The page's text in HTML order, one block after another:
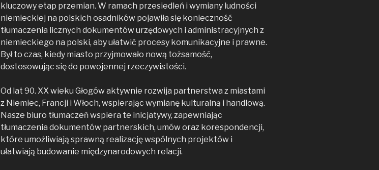
kluczowy etap przemian. W ramach przesiedleń i wymiany ludności
niemieckiej na polskich osadników pojawiła się konieczność
tłumaczenia licznych dokumentów urzędowych i administracyjnych z
niemieckiego na polski, aby ułatwić procesy komunikacyjne i prawne.
Był to czas, kiedy miasto przyjmowało nową tożsamość,
dostosowując się do powojennej rzeczywistości.
Od lat 90. XX wieku Głogów aktywnie rozwija partnerstwa z miastami
z Niemiec, Francji i Włoch, wspierając wymianę kulturalną i handlową.
Nasze biuro tłumaczeń wspiera te inicjatywy, zapewniając
tłumaczenia dokumentów partnerskich, umów oraz korespondencji,
które umożliwiają sprawną realizację wspólnych projektów i
ułatwiają budowanie międzynarodowych relacji.